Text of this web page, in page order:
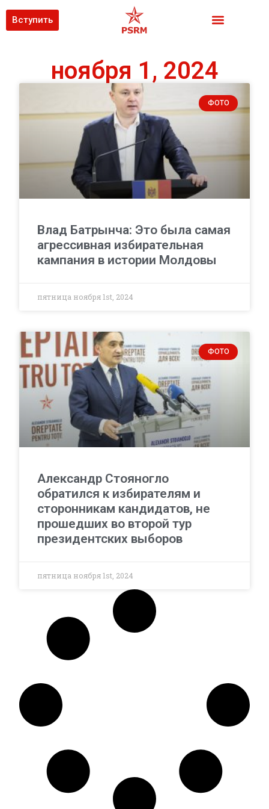
Вступить
ноября 1, 2024
ФОТО
Влад Батрынча: Это была самая
агрессивная избирательная
кампания в истории Молдовы
пятница ноября 1st, 2024
ФОТО
Александр Стояногло
обратился к избирателям и
сторонникам кандидатов, не
прошедших во второй тур
президентских выборов
пятница ноября 1st, 2024